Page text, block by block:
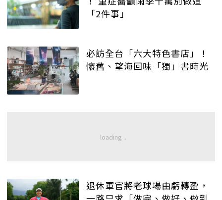
「2件事」
必訪全台「六大特色書店」！
懷舊、望海回味「獨」書時光
退休軍官將老球場由虧轉盈，